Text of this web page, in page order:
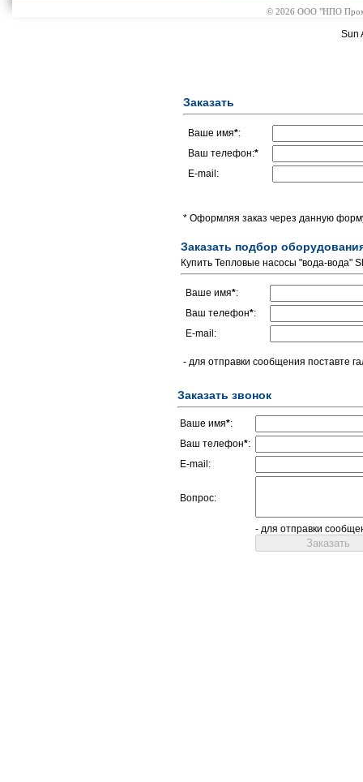
© 2026 ООО "НПО
Sun
Заказать
Ваше имя*:
Ваш телефон:*
E-mail:
* Оформляя заказ через данную
Заказать подбор
Купить Тепловые насосы "вода-вода"
Ваше имя*:
Ваш телефон*:
E-mail:
- для отправки сообщения поставте
Заказать звонок
Ваше имя*:
Ваш телефон*:
E-mail:
Вопрос:
- для отправки